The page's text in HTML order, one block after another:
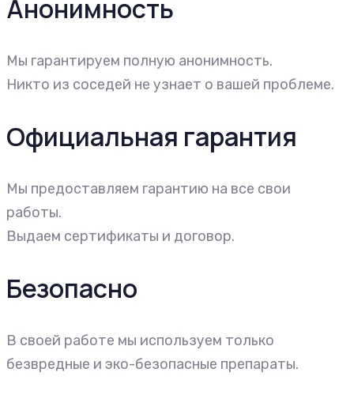
Анонимность
Мы гарантируем полную анонимность.
Никто из соседей не узнает о вашей проблеме.
Официальная гарантия
Мы предоставляем гарантию на все свои
работы.
Выдаем сертификаты и договор.
Безопасно
В своей работе мы используем только
безвредные и эко-безопасные препараты.